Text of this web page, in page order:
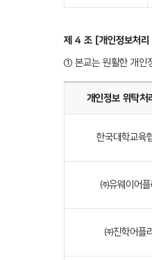
제 4 조 [개인정보처리
① 본교는 원활한 개인
개인정보 위탁처
한국대학교육
㈜유웨이어플
㈜진학어플